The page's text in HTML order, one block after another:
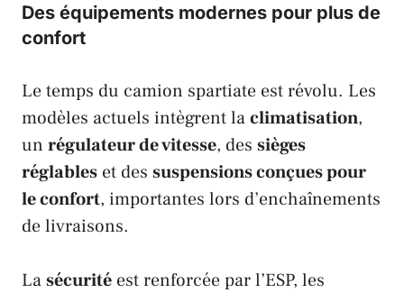
Des équipements modernes pour plus de
confort
Le temps du camion spartiate est révolu. Les
modèles actuels intègrent laclimatisation,
un régulateur de vitesse, des sièges
réglables et des suspensions conçues pour
le confort, importantes lors d’enchaînements
de livraisons.
Lasécurité est renforcée par l’ESP, les